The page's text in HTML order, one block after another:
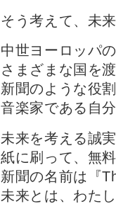
そう考えて、未
中世ヨーロッパ
さまざまな国を
新聞のような役
音楽家である自
未来を考える誠
紙に刷って、無
新聞の名前は『
未来とは、わた